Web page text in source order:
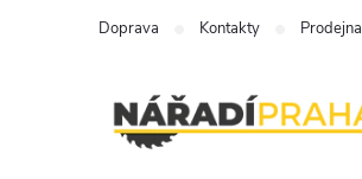
Doprava Kontakty Prodejna